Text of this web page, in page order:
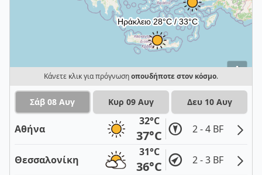
i
Κάνετε κλικ για πρόγνωσηοπουδήποτε στον κόσμο.
Σάβ 08 Αυγ Κυρ 09 Αυγ Δευ 10 Αυγ
Αθήνα
32°C
37°C 2 - 4 BF
Θεσσαλονίκη
31°C
36°C 2 - 3 BF